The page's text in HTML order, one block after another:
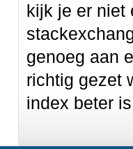
kijk je er niet
genoeg aan
richtig gezet
index beter